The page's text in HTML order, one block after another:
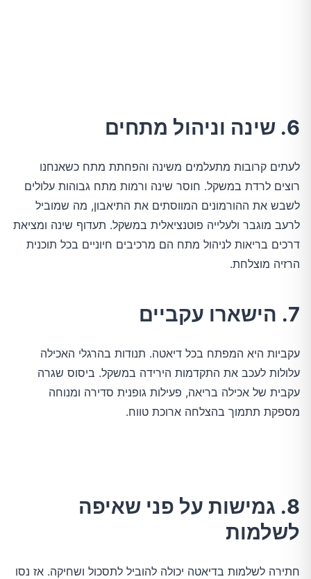
6. שינה וניהול מתחים
לעתים קרובות מתעלמים משינה והפחתת מתח כשאנחנו
רוצים לרדת במשקל. חוסר שינה ורמות מתח גבוהות עלולים
לשבש את ההורמונים המווסתים את התיאבון, מה שמוביל
לרעב מוגבר ולעלייה פוטנציאלית במשקל. תעדוף שינה ומציאת
דרכים בריאות לניהול מתח הם מרכיבים חיוניים בכל תוכנית
הרזיה מוצלחת.
7. הישארו עקביים
עקביות היא המפתח בכל דיאטה. תנודות בהרגלי האכילה
עלולות לעכב את התקדמות הירידה במשקל. ביסוס שגרה
עקבית של אכילה בריאה, פעילות גופנית סדירה ומנוחה
מספקת תתמוך בהצלחה ארוכת טווח.
8. גמישות על פני שאיפה
לשלמות
חתירה לשלמות בדיאטה יכולה להוביל לתסכול ושחיקה. אז נסו